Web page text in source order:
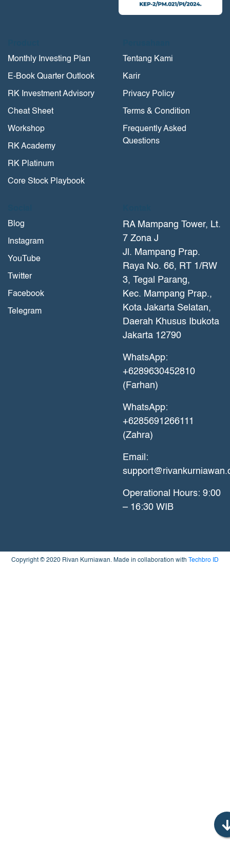
Monthly Investing Plan
E-Book Quarter Outlook
RK Investment Advisory
Cheat Sheet
Workshop
RK Academy
RK Platinum
Core Stock Playbook
Tentang Kami
Karir
Privacy Policy
Terms & Condition
Frequently Asked
Questions
Blog
Instagram
YouTube
Twitter
Facebook
Telegram
RA Mampang Tower, Lt.
7 Zona J
Jl. Mampang Prap.
Raya No. 66, RT 1/RW
3, Tegal Parang,
Kec. Mampang Prap.,
Kota Jakarta Selatan,
Daerah Khusus Ibukota
Jakarta 12790
WhatsApp:
+6289630452810
(Farhan)
WhatsApp:
+6285691266111
(Zahra)
Email:
Operational Hours: 9:00
– 16:30 WIB
Copyright © 2020 Rivan Kurniawan. Made in collaboration with Techbro ID